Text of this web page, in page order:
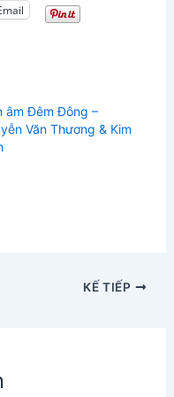
âm Đêm Đông –
Văn Thương & Kim
KẾ TIẾP